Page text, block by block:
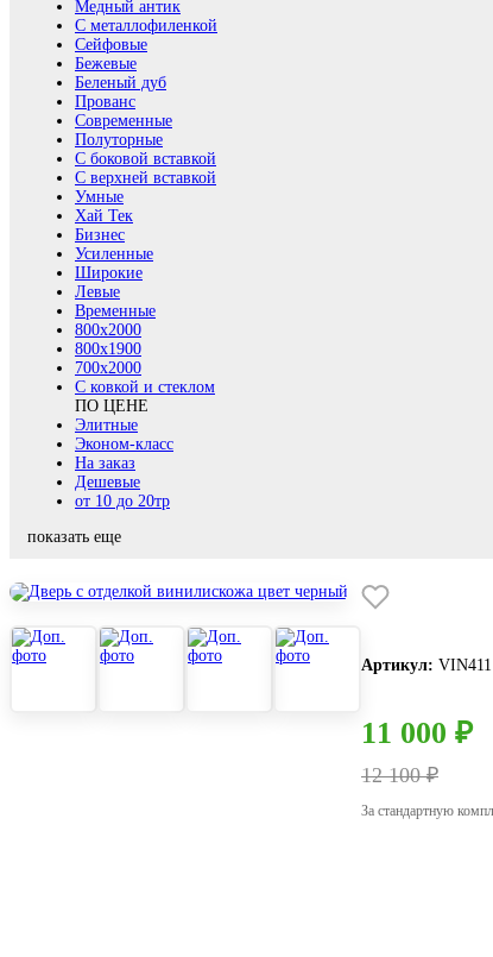
Медный антик
С металлофиленкой
Сейфовые
Бежевые
Беленый дуб
Прованс
Современные
Полуторные
С боковой вставкой
С верхней вставкой
Умные
Хай Тек
Бизнес
Усиленные
Широкие
Левые
Временные
800х2000
800x1900
700x2000
С ковкой и стеклом
ПО ЦЕНЕ
Элитные
Эконом-класс
На заказ
Дешевые
от 10 до 20тр
показать еще
Артикул: VIN411
11 000 ₽
12 100 ₽
За стандартную